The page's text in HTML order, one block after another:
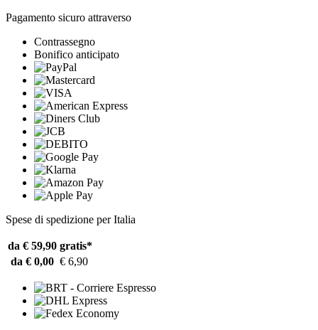
Pagamento sicuro attraverso
Contrassegno
Bonifico anticipato
Spese di spedizione per Italia
da € 59,90 gratis*
da € 0,00 € 6,90